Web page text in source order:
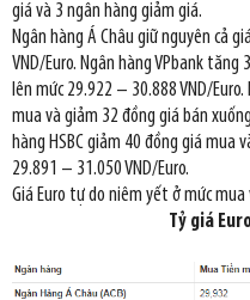
giá và 3 ngân hàng giảm giá.
Ngân hàng Á Châu giữ nguyên cả
VND/Euro. Ngân hàng VPbank
lên mức 29.922 – 30.888 VND/
mua và giảm 32 đồng giá bán
hàng HSBC giảm 40 đồng giá mua
29.891 – 31.050 VND/Euro.
Giá Euro tự do niêm yết ở mức mua
Tỷ giá